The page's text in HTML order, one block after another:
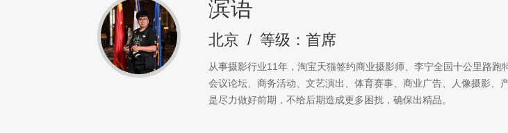
滨语
北京 / 等级：首席
从事摄影行业11年，淘宝天猫签约商业摄影师、李宁全国十公里路跑
会议论坛、商务活动、文艺演出、体育赛事、商业广告、人像摄影、
是尽力做好前期，不给后期造成更多困扰，确保出精品。